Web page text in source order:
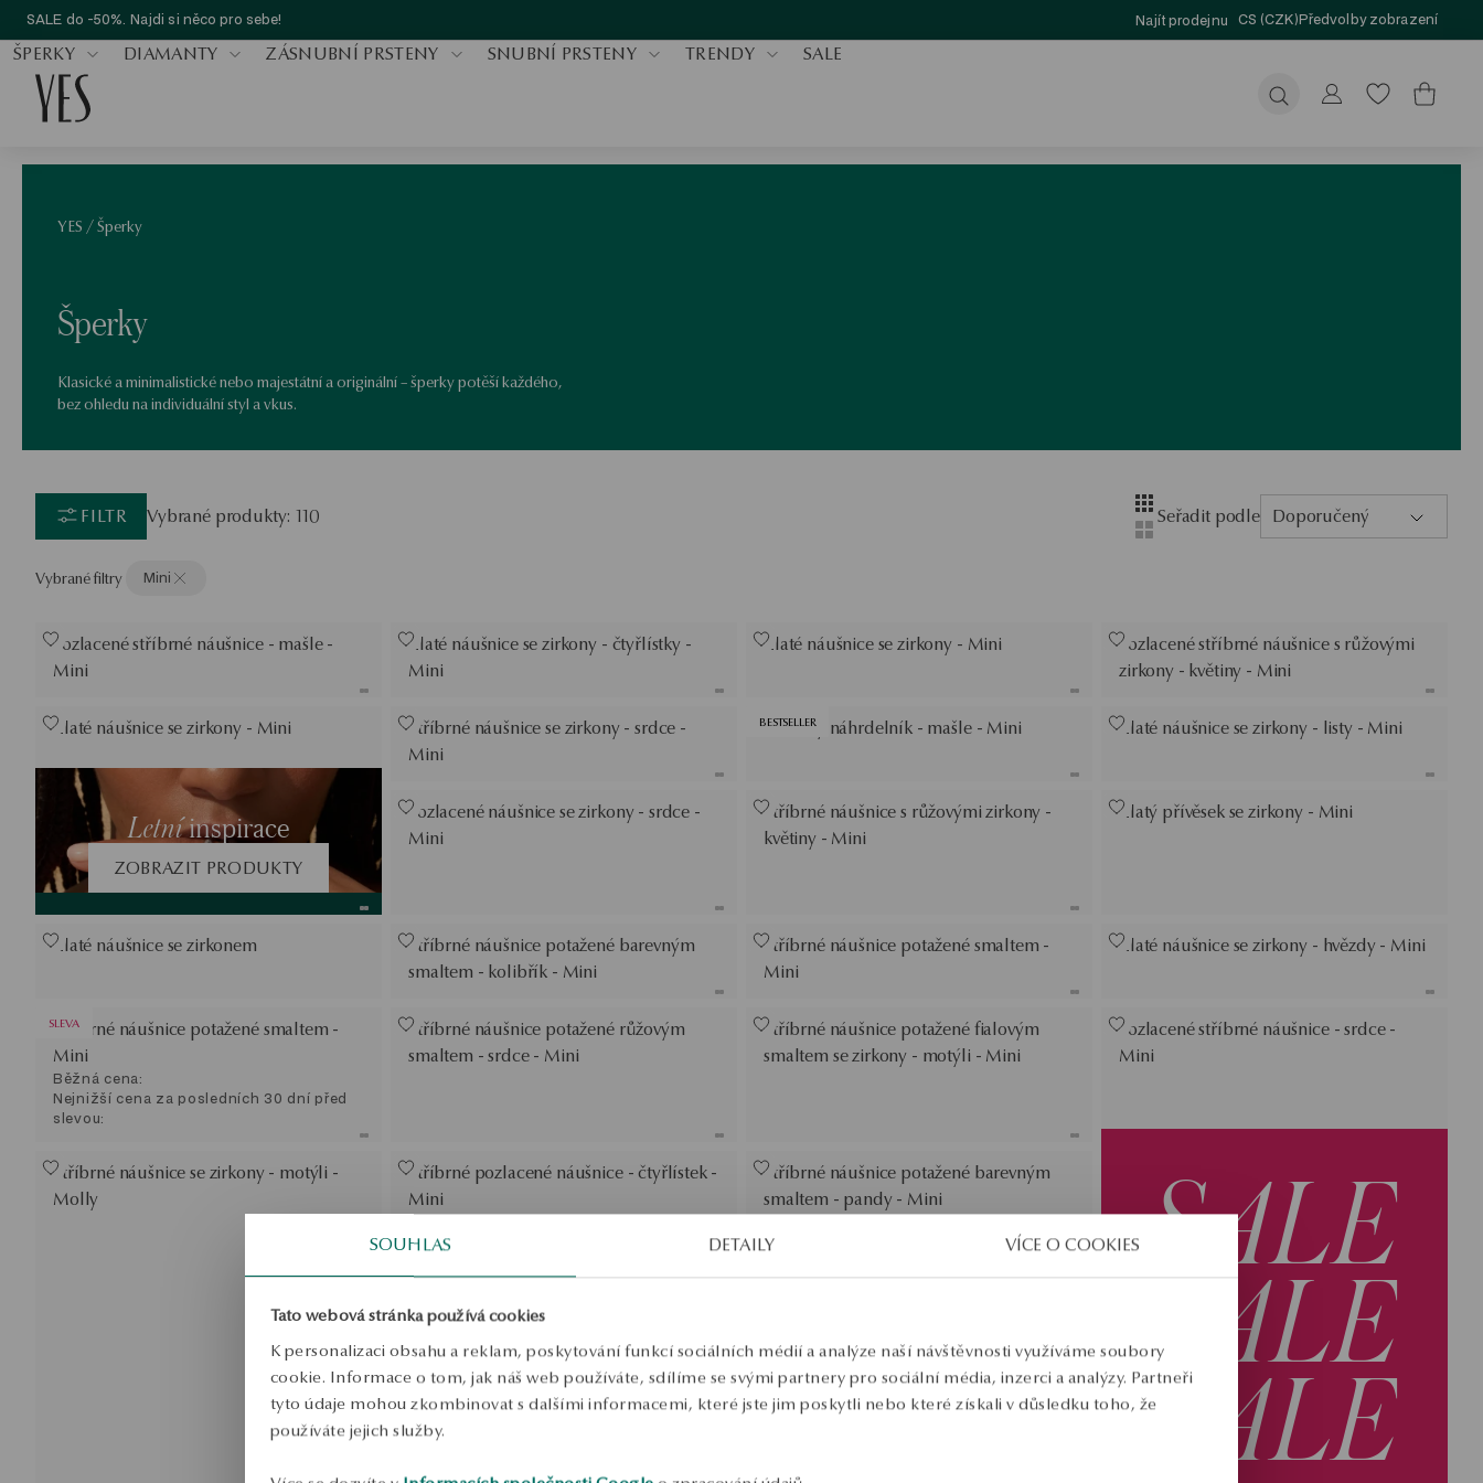
SOUHLAS DETAILY VÍCE O COOKIES
Tato webová stránka používá cookies
K personalizaci obsahu a reklam, poskytování funkcí sociálních médií a analýze naší návštěvnosti využíváme soubory
cookie. Informace o tom, jak náš web používáte, sdílíme se svými partnery pro sociální média, inzerci a analýzy. Partneři
tyto údaje mohou zkombinovat s dalšími informacemi, které jste jim poskytli nebo které získali v důsledku toho, že
používáte jejich služby.
SALE do -50%. Najdi si něco pro sebe! Najít prodejnu CS (CZK)Předvolby zobrazení
ŠPERKY DIAMANTY ZÁSNUBNÍ PRSTENY SNUBNÍ PRSTENY TRENDY SALE
Odeslat
YES /Šperky
Šperky
Klasické a minimalistické nebo majestátní a originální – šperky potěší každého,
bez ohledu na individuální styl a vkus.
FILTR Vybrané produkty: 110
Layout
Zobrazení se čtyřmi sloupci
Zobrazení se dvěma sloupci
Seřadit podle Doporučený
Vybrané filtry Mini
Pozlacené stříbrné náušnice - mašle -
Mini
Zlaté náušnice se zirkony - čtyřlístky -
Mini
Zlaté náušnice se zirkony - Mini
Pozlacené stříbrné náušnice s růžovými
zirkony - květiny - Mini
Zlaté náušnice se zirkony - Mini
Stříbrné náušnice se zirkony - srdce -
Mini
BESTSELLER
Stříbrný náhrdelník - mašle - Mini Zlaté náušnice se zirkony - listy - Mini
Letníinspirace
ZOBRAZIT PRODUKTY
Pozlacené náušnice se zirkony - srdce -
Mini
Stříbrné náušnice s růžovými zirkony -
květiny - Mini
Zlatý přívěsek se zirkony - Mini
Zlaté náušnice se zirkonem
Stříbrné náušnice potažené barevným
smaltem - kolibřík - Mini
Stříbrné náušnice potažené smaltem -
Mini
Zlaté náušnice se zirkony - hvězdy - Mini
SLEVA
Stříbrné náušnice potažené smaltem -
Mini
Běžná cena:
Nejnižší cena za posledních 30 dní před
slevou:
Stříbrné náušnice potažené růžovým
smaltem - srdce - Mini
Stříbrné náušnice potažené fialovým
smaltem se zirkony - motýli - Mini
Pozlacené stříbrné náušnice - srdce -
Mini
Stříbrné náušnice se zirkony - motýli -
Molly
Stříbrné pozlacené náušnice - čtyřlístek -
Mini
Stříbrné náušnice potažené barevným
smaltem - pandy - Mini
SALE
SALE
SALE